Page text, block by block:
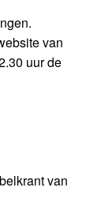
van
uur de
van